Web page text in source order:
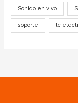
Sonido en vivo
soporte tc